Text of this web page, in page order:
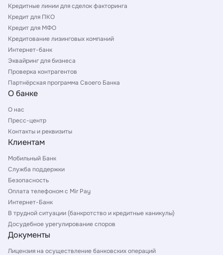
Кредитные линии для сделок факторинга
Кредит для ПКО
Кредит для МФО
Кредитование лизинговых компаний
Интернет-банк
Эквайринг для бизнеса
Проверка контрагентов
Партнёрская программа Своего Банка
О банке
О нас
Пресс-центр
Контакты и реквизиты
Клиентам
Мобильный Банк
Служба поддержки
Безопасность
Оплата телефоном с Mir Pay
Интернет-Банк
В трудной ситуации (банкротство и кредитные каникулы)
Досудебное урегулирование споров
Документы
Лицензия на осуществление банковских операций